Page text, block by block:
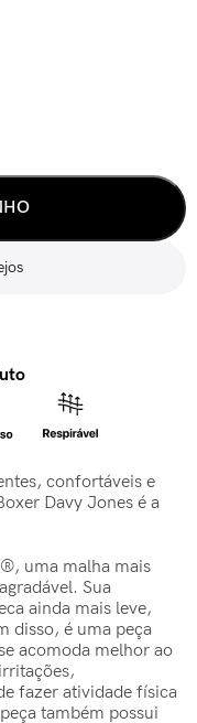
confortáveis e
Davy Jones é a
uma malha mais
Sua
ainda mais leve,
disso, é uma peça
acomoda melhor ao
fazer atividade física
também possui